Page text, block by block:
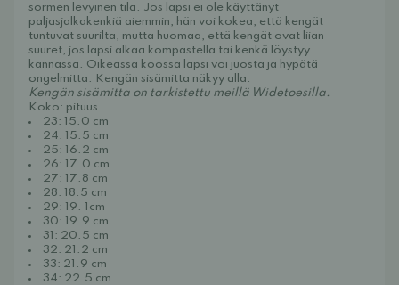
sormen levyinen tila. Jos lapsi ei ole käyttänyt
paljasjalkakenkiä aiemmin, hän voi kokea, että kengät
tuntuvat suurilta, mutta huomaa, että kengät ovat liian
suuret, jos lapsi alkaa kompastella tai kenkä löystyy
kannassa. Oikeassa koossa lapsi voi juosta ja hypätä
ongelmitta. Kengän sisämitta näkyy alla.
Kengän sisämitta on tarkistettu meillä Widetoesilla.
Koko: pituus
23: 15.0 cm
24: 15.5 cm
25: 16.2 cm
26: 17.0 cm
27: 17.8 cm
28: 18.5 cm
29: 19. 1cm
30: 19.9 cm
31: 20.5 cm
32: 21.2 cm
33: 21.9 cm
34: 22.5 cm